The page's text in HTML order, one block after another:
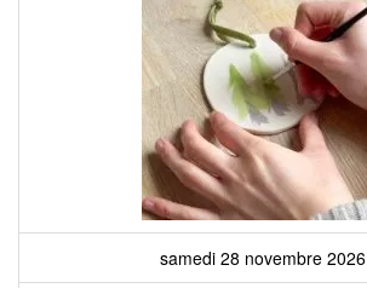
samedi 28 novembre 2026